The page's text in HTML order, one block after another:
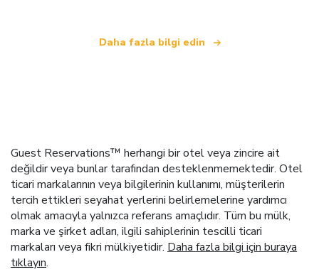
Daha fazla bilgi edin
Guest Reservations™ herhangi bir otel veya zincire ait
değildir veya bunlar tarafından desteklenmemektedir. Otel
ticari markalarının veya bilgilerinin kullanımı, müşterilerin
tercih ettikleri seyahat yerlerini belirlemelerine yardımcı
olmak amacıyla yalnızca referans amaçlıdır. Tüm bu mülk,
marka ve şirket adları, ilgili sahiplerinin tescilli ticari
markaları veya fikri mülkiyetidir. Daha fazla bilgi için buraya
tıklayın.